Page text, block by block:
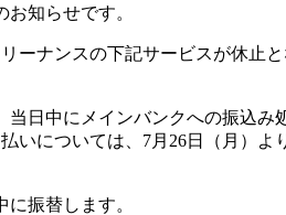
知らせです。
ーナンスの下記サービスが休止と
日中にメインバンクへの振込み
については、7月26日（月）よ
振替します。